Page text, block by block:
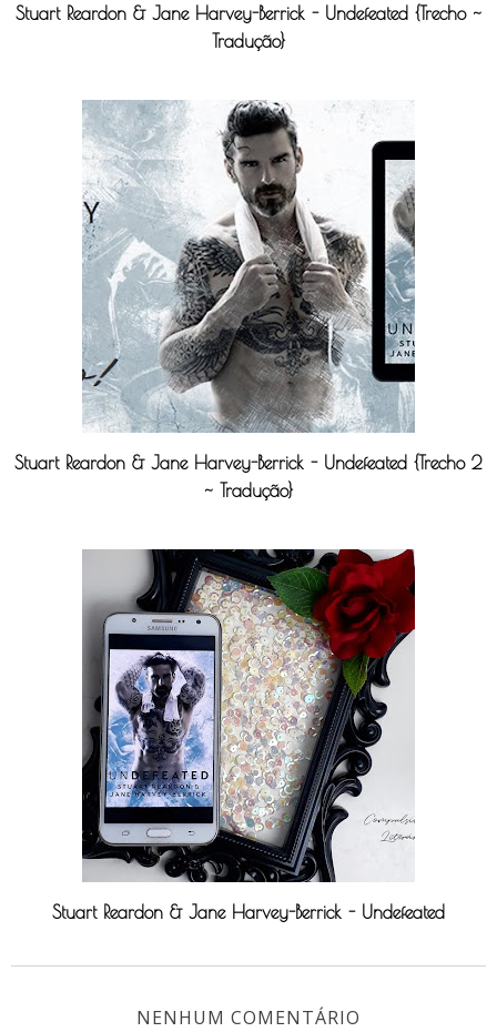
Stuart Reardon & Jane Harvey-Berrick - Undefeated {Trecho ~
Tradução}
Stuart Reardon & Jane Harvey-Berrick - Undefeated {Trecho 2
~ Tradução}
Stuart Reardon & Jane Harvey-Berrick - Undefeated
NENHUM COMENTÁRIO